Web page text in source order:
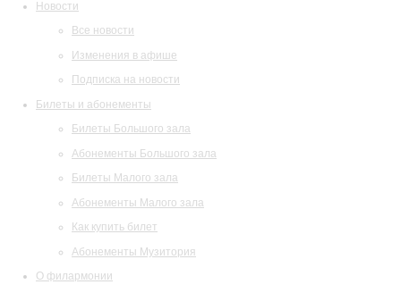
Новости
Все новости
Изменения в афише
Подписка на новости
Билеты и абонементы
Билеты Большого зала
Абонементы Большого зала
Билеты Малого зала
Абонементы Малого зала
Как купить билет
Абонементы Музитория
О филармонии